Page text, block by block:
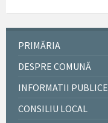
PRIMĂRIA
DESPRE COMUNĂ
INFORMATII PUBLICE
CONSILIU LOCAL